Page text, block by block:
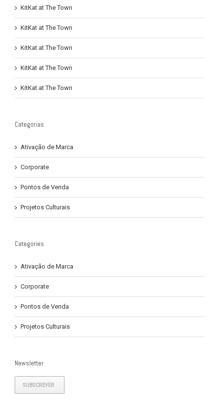
KitKat at The Town
KitKat at The Town
KitKat at The Town
KitKat at The Town
KitKat at The Town
Categorias
Ativação de Marca
Corporate
Pontos de Venda
Projetos Culturais
Categories
Ativação de Marca
Corporate
Pontos de Venda
Projetos Culturais
Newsletter
SUBSCREVER